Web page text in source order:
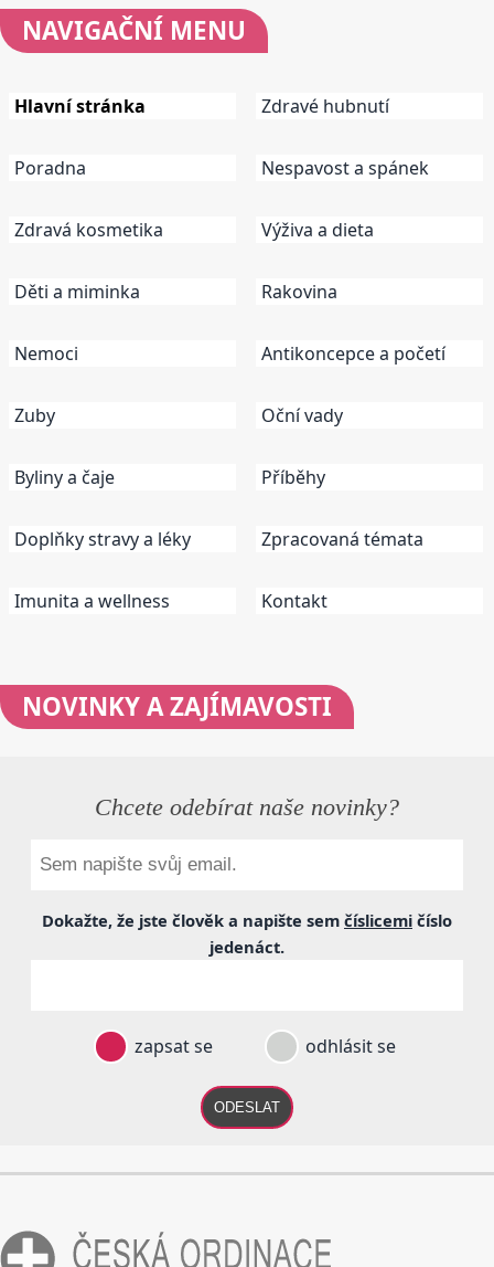
NAVIGAČNÍ MENU
Hlavní stránka
Poradna
Zdravá kosmetika
Děti a miminka
Nemoci
Zuby
Byliny a čaje
Doplňky stravy a léky
Imunita a wellness
Zdravé hubnutí
Nespavost a spánek
Výživa a dieta
Rakovina
Antikoncepce a početí
Oční vady
Příběhy
Zpracovaná témata
Kontakt
NOVINKYA ZAJÍMAVOSTI
Chcete odebírat naše novinky?
Dokažte, že jste člověk a napište sem číslicemi číslo
jedenáct.
zapsat se odhlásit se
ODESLAT